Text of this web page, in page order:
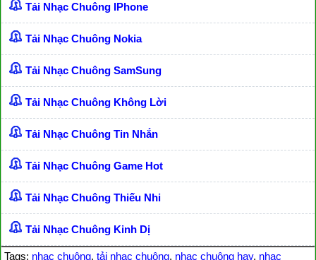
Tải Nhạc Chuông IPhone
Tải Nhạc Chuông Nokia
Tải Nhạc Chuông SamSung
Tải Nhạc Chuông Không Lời
Tải Nhạc Chuông Tin Nhắn
Tải Nhạc Chuông Game Hot
Tải Nhạc Chuông Thiếu Nhi
Tải Nhạc Chuông Kinh Dị
Tags: nhạc chuông, tải nhạc chuông, nhạc chuông hay, nhạc